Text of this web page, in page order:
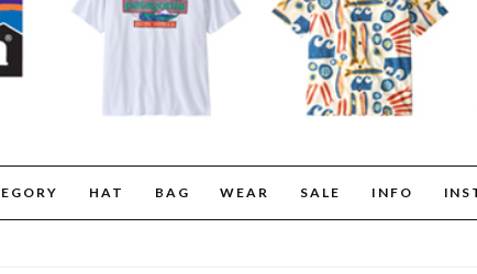
HAT BAG WEAR SALE INFO